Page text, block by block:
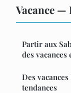
Vacance —
Partir aux
des
Des
tendances